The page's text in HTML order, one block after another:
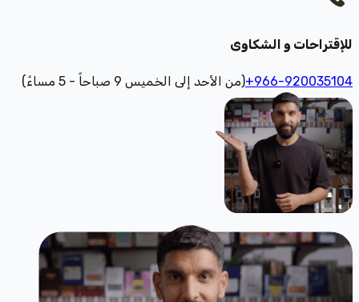
للإقتراحات و الشكاوى
+966-920035104(من الأحد إلى الخميس 9 صباحاً - 5 مساءً)